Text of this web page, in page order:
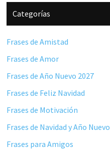
Barra
lateral
principal
Categorías
Frases de Amistad
Frases de Amor
Frases de Año Nuevo 2027
Frases de Feliz Navidad
Frases de Motivación
Frases de Navidad y Año Nuevo
Frases para Amigos